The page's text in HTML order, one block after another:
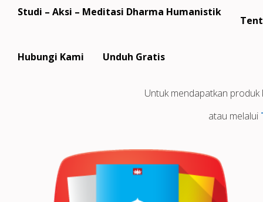
Studi – Aksi – Meditasi Dharma Humanistik
Hubungi Kami Unduh Gratis
Untuk mendapatkan
atau melalui